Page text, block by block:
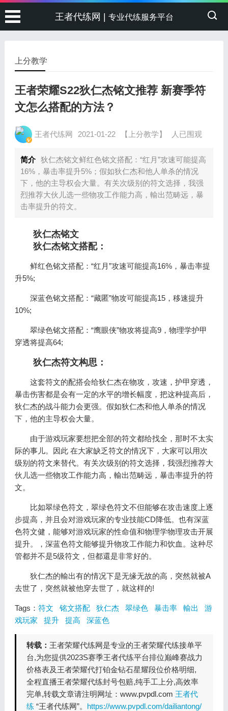
王者代练网 | 专业代练服务平台
上分教学
王者荣耀S22狄仁杰铭文推荐 新赛季符
文怎么搭配的方法？
王者代练网 2021-01-22 【上分教学】 人已围观
简介 狄仁杰铭文鲜红色铭文搭配：“红月”攻速可能提高
16%，暴击率提升5%；假如狄仁杰和他人单杀的情况
下，他的主导权会大量。有关次级别的符文选择，我强
烈推荐大伙儿选一些物攻工作能力高，輸出范畴远，暴
击率提升的符文。
狄仁杰铭文
狄仁杰铭文搭配：
鲜红色铭文搭配：“红月”攻速可能提高16%，暴击率提
升5%;
深蓝色铭文搭配：“藏匿”物攻可能提高15，移速提升
10%;
翠绿色铭文搭配：“鹰眼侠”物攻将提高9，物理学护甲
穿透将提高64;
狄仁杰符文构思：
这套符文的配搭会给狄仁杰在物攻，攻速，护甲穿透，
暴击伤害都是会有一定的水平的增长幅度，把这种提高后，
狄仁杰的战斗能力会更强。假如狄仁杰和他人单杀的情况
下，他的主导权会大量。
由于游戏玩家要想把全部的符文都给找全，那时不太实
际的事儿。因此 在大家缺乏符文的情况下，大家可以用次
级别的符文来替代。有关次级别的符文选择，我强烈推荐大
伙儿选一些物攻工作能力高，輸出范畴远，暴击率提升的符
文。
比如翠绿色符文，翠绿色符文不但能够在攻击速度上逐
步提高，并且会对游戏玩家的专业技能CD降低。也有深蓝
色符文健，能够对游戏玩家的性命值和物理学物理攻击开展
提升。，深蓝色符文能够提升物攻工作能力和饮血。这种尽
管都并不是5级符文，但都還是非常好的。
狄仁杰的輸出有的情况下是无缘无故的高，突然就被A
去世了，突然就被他穿去世了，就这样的!
Tags： 符文 铭文搭配 狄仁杰 翠绿色 暴击率 輸出
游
戏玩家
提升 提高 深蓝色
转载： 王者荣耀代练网是专业的王者荣耀代练接单平
台,为您提供2023S赛季王者代练平台排位巅峰赛战力
价格表及王者荣耀代打铂金钻石星耀段位价格明细,
全程直播王者荣耀代练封号包赔,纯手工上分,高效率
完单,转载文章请注明网址：www.pvpdl.com 王者代
练 “王者代练网”。 https://www.pvpdl.com/dailiantong/